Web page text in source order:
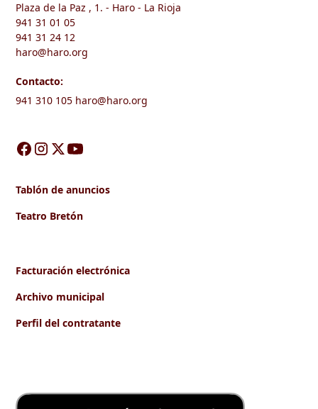
Plaza de la Paz , 1. - Haro - La Rioja
941 31 01 05
941 31 24 12
haro@haro.org
Contacto:
941 310 105 haro@haro.org
Tablón de anuncios
Teatro Bretón
Facturación electrónica
Archivo municipal
Perfil del contratante